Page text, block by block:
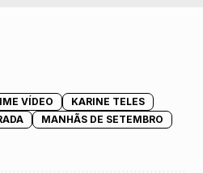
VÍDEO
KARINE TELES
MANHÃS DE SETEMBRO